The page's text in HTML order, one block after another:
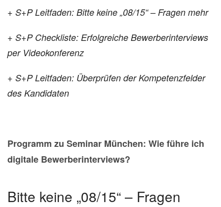
+ S+P Leitfaden: Bitte keine „08/15“ – Fragen mehr
+ S+P Checkliste: Erfolgreiche Bewerberinterviews
per Videokonferenz
+ S+P Leitfaden: Überprüfen derKompetenzfelder
des Kandidaten
Programm zu Seminar München: Wie führe ich
digitale Bewerberinterviews?
Bitte keine „08/15“ – Fragen